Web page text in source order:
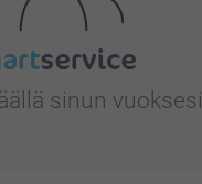
sinun vuoksesi